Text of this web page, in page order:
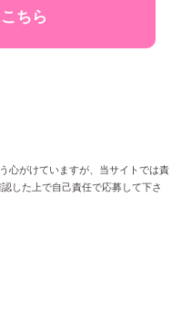
ちら
心がけていますが、当サイトでは責
した上で自己責任で応募して下さ